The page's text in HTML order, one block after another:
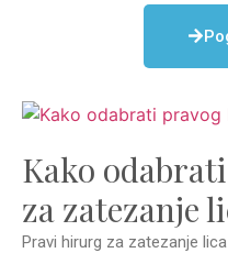
Kako
za zatezanje
Pravi hirurg za zatezanje